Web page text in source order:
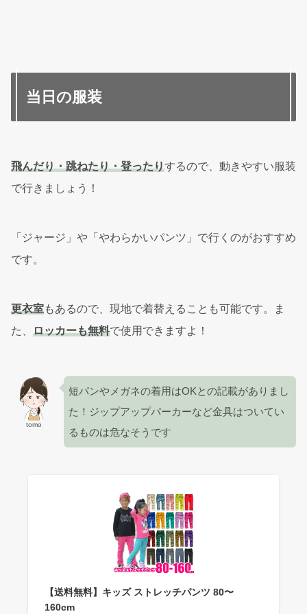
当日の服装
飛んだり・跳ねたり・登ったりするので、動きやすい服装
で行きましょう！
「ジャージ」や「やわらかいパンツ」で行くのがおすすめ
です。
更衣室もあるので、現地で着替えることも可能です。ま
た、 ロッカーも無料で使用できますよ！
tomo
短パンやメガネの着用はOKとの記載がありまし
た！ジップアップパーカーなど金具はついてい
るものは危なそうです
【送料無料】キッズ ストレッチパンツ 80〜
160cm